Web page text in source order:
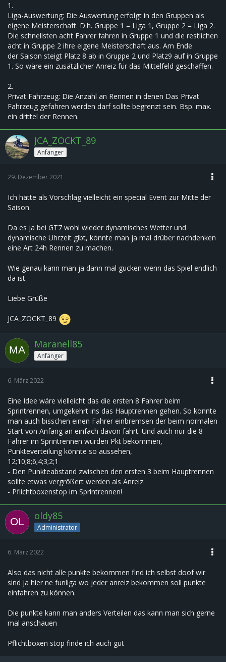
1.
Liga-Auswertung: Die Auswertung erfolgt in den Gruppen als
eigene Meisterschaft. D.h. Gruppe 1 = Liga 1, Gruppe 2 = Liga 2.
Die schnellsten acht Fahrer fahren in Gruppe 1 und die restlichen
acht in Gruppe 2 ihre eigene Meisterschaft aus. Am Ende
der Saison steigt Platz 8 ab in Gruppe 2 und Platz9 auf in Gruppe
1. So wäre ein zusätzlicher Anreiz für das Mittelfeld geschaffen.
2.
Privat Fahrzeug: Die Anzahl an Rennen in denen Das Privat
Fahrzeug gefahren werden darf sollte begrenzt sein. Bsp. max.
ein drittel der Rennen.
JCA_ZOCKT_89
Anfänger
29. Dezember 2021
Ich hätte als Vorschlag vielleicht ein special Event zur Mitte der
Saison.
Da es ja bei GT7 wohl wieder dynamisches Wetter und
dynamische Uhrzeit gibt, könnte man ja mal drüber nachdenken
eine Art 24h Rennen zu machen.
Wie genau kann man ja dann mal gucken wenn das Spiel endlich
da ist.
Liebe Grüße
JCA_ZOCKT_89
Maranell85
Anfänger
6. März 2022
Eine Idee wäre vielleicht das die ersten 8 Fahrer beim
Sprintrennen, umgekehrt ins das Hauptrennen gehen. So könnte
man auch bisschen einen Fahrer einbremsen der beim normalen
Start von Anfang an einfach davon fährt. Und auch nur die 8
Fahrer im Sprintrennen würden Pkt bekommen,
Punkteverteilung könnte so aussehen,
12;10;8;6;4;3;2;1
- Den Punkteabstand zwischen den ersten 3 beim Hauptrennen
sollte etwas vergrößert werden als Anreiz.
- Pflichtboxenstop im Sprintrennen!
oldy85
Administrator
6. März 2022
Also das nicht alle punkte bekommen find ich selbst doof wir
sind ja hier ne funliga wo jeder anreiz bekommen soll punkte
einfahren zu können.
Die punkte kann man anders Verteilen das kann man sich gerne
mal anschauen
Pflichtboxen stop finde ich auch gut